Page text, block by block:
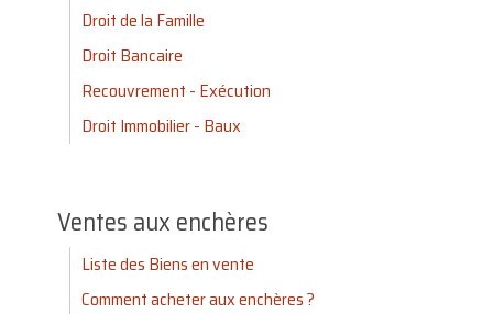
Droit de la Famille
Droit Bancaire
Recouvrement - Exécution
Droit Immobilier - Baux
Ventes aux enchères
Liste des Biens en vente
Comment acheter aux enchères ?